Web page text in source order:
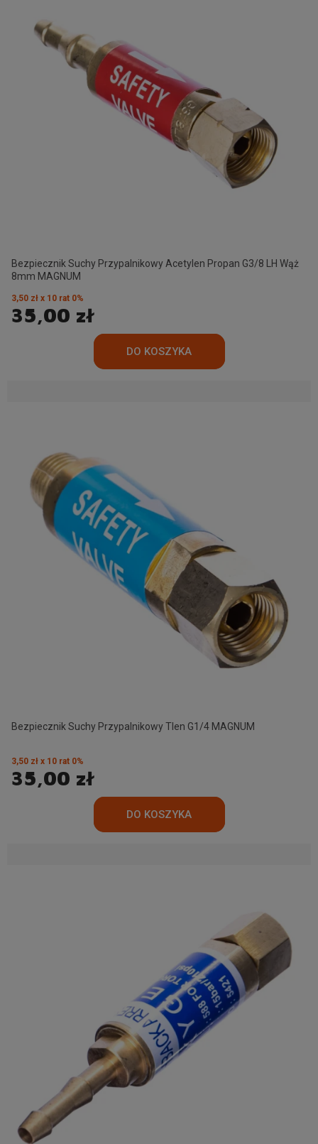
Bezpiecznik Suchy Przypalnikowy Acetylen Propan G3/8 LH Wąż
8mm MAGNUM
35,00 zł
3,50 zł x 10 rat 0%
Bezpiecznik Suchy Przypalnikowy Tlen G1/4 MAGNUM
35,00 zł
3,50 zł x 10 rat 0%